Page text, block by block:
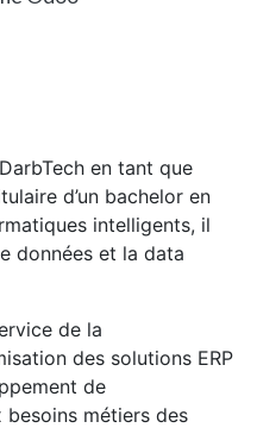
en tant que
d’un bachelor en
intelligents, il
données et la data
de la
des solutions ERP
de
métiers des